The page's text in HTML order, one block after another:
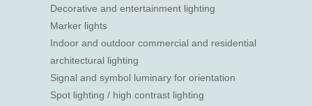
Decorative and entertainment lighting
Marker lights
Indoor and outdoor commercial and residential
architectural lighting
Signal and symbol luminary for orientation
Spot lighting / high contrast lighting